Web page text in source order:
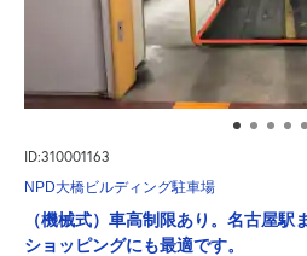
ID:310001163
NPD大橋ビルディング駐車場
（機械式）車高制限あり。名古屋駅
ショッピングにも最適です。